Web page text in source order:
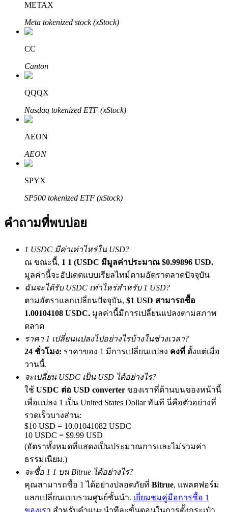
พันธมิตร Bitrue
พันธมิตร Bitrue
มากถึง 65% คอมมิชชั่น!
การแนะนำ
เชิญเพื่อนเพื่อรับรางวัลเงินสด
BTC Welcome Rewards
BTC Welcome Rewards
Deposit & Trade BTC to Share 25000 USDT prize pool!
Deposit CASHCAT & Win
METAX
Meta tokenized stock (xStock)
CC
Canton
QQQX
Nasdaq tokenized ETF (xStock)
AEON
AEON
SPYX
SP500 tokenized ETF (xStock)
คำถามที่พบบ่อย
1 USDC มีค่าเท่าไหร่ใน USD?
ณ ขณะนี้, 1 1 (USDC มีมูลค่าประมาณ $0.99896 USD.
มูลค่านี้จะอัปเดตแบบเรียลไทม์ตามอัตราตลาดปัจจุบัน
ฉันจะได้รับ USDC เท่าไหร่สำหรับ 1 USD?
ตามอัตราแลกเปลี่ยนปัจจุบัน, $1 USD สามารถซื้อ
1.00104108 USDC. มูลค่านี้มีการเปลี่ยนแปลงตามสภาพ
ตลาด
ราคา 1 เปลี่ยนแปลงไปอย่างไรบ้างในช่วงเวลา?
24 ชั่วโมง: ราคาของ 1 มีการเปลี่ยนแปลง คงที่ ตั้งแต่เมื่อ
วานนี้.
จะเปลี่ยน USDC เป็น USD ได้อย่างไร?
ใช้ USDC ต่อ USD converter ของเราที่ด้านบนของหน้านี้
เพื่อแปลง 1 เป็น United States Dollar ทันที นี่คือตัวอย่างที่
รวดเร็วบางส่วน:
$10 USD = 10.01041082 USDC
10 USDC = $9.99 USD
(อัตราทั้งหมดที่แสดงเป็นประมาณการและไม่รวมค่า
ธรรมเนียม.)
จะซื้อ 1 1 บน Bitrue ได้อย่างไร?
คุณสามารถซื้อ 1 ได้อย่างปลอดภัยที่ Bitrue, แพลตฟอร์ม
แลกเปลี่ยนแบบรวมศูนย์ชั้นนำ. เยี่ยมชมคู่มือการซื้อ 1
ของเรา สำหรับคำแนะนำทีละขั้นตอนในการตั้งกระเป๋า